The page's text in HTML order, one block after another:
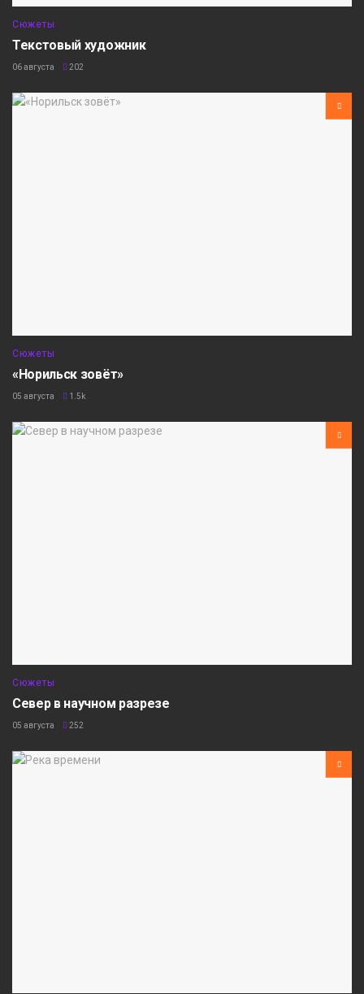
Сюжеты
Текстовый художник
06 августа 202
Сюжеты
«Норильск зовёт»
05 августа 1.5k
Сюжеты
Север в научном разрезе
05 августа 252